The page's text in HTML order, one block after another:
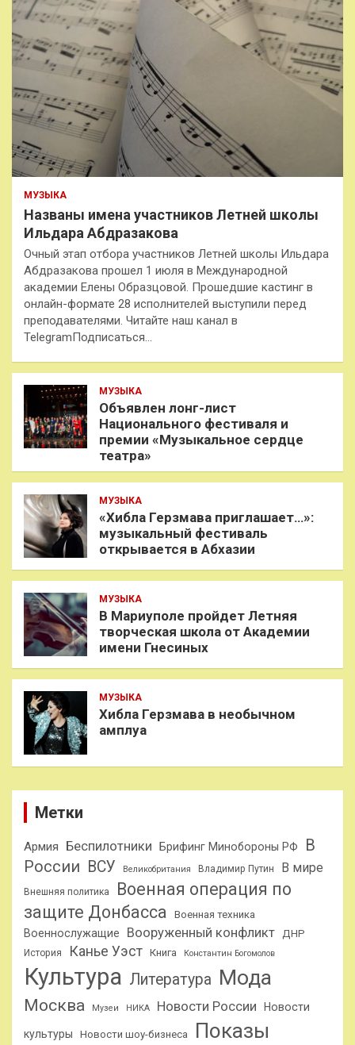
МУЗЫКА
Названы имена участников Летней школы
Ильдара Абдразакова
Очный этап отбора участников Летней школы Ильдара
Абдразакова прошел 1 июля в Международной
академии Елены Образцовой. Прошедшие кастинг в
онлайн-формате 28 исполнителей выступили перед
преподавателями. Читайте наш канал в
TelegramПодписаться…
МУЗЫКА
Объявлен лонг-лист
Национального фестиваля и
премии «Музыкальное сердце
театра»
МУЗЫКА
«Хибла Герзмава приглашает…»:
музыкальный фестиваль
открывается в Абхазии
МУЗЫКА
В Мариуполе пройдет Летняя
творческая школа от Академии
имени Гнесиных
МУЗЫКА
Хибла Герзмава в необычном
амплуа
Метки
Армия Беспилотники Брифинг Минобороны РФ
В
России ВСУ Великобритания Владимир Путин В мире
Внешняя политика
Военная операция по
защите Донбасса
Военная техника
Военнослужащие Вооруженный конфликт ДНР
История Канье Уэст Книга Константин Богомолов
Культура Литература Мода
Москва Музеи НИКА Новости России Новости
культуры Новости шоу-бизнеса Показы